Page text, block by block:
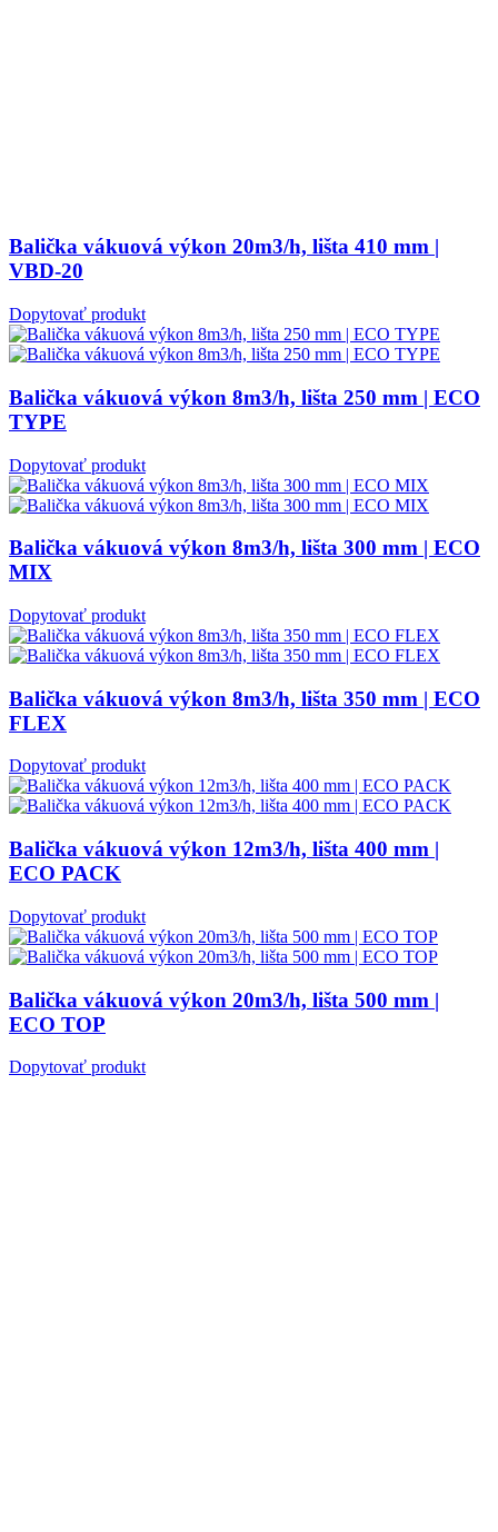
Balička vákuová výkon 20m3/h, lišta 410 mm |
VBD-20
Dopytovať produkt
Balička vákuová výkon 8m3/h, lišta 250 mm | ECO
TYPE
Dopytovať produkt
Balička vákuová výkon 8m3/h, lišta 300 mm | ECO
MIX
Dopytovať produkt
Balička vákuová výkon 8m3/h, lišta 350 mm | ECO
FLEX
Dopytovať produkt
Balička vákuová výkon 12m3/h, lišta 400 mm |
ECO PACK
Dopytovať produkt
Balička vákuová výkon 20m3/h, lišta 500 mm |
ECO TOP
Dopytovať produkt